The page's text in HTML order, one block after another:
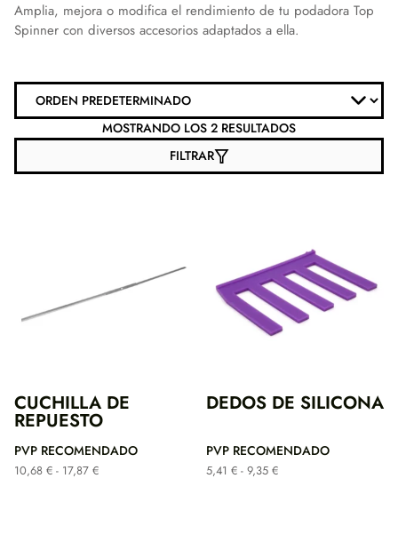
Amplia, mejora o modifica el rendimiento de tu podadora Top
Spinner con diversos accesorios adaptados a ella.
MOSTRANDO LOS 2 RESULTADOS
FILTRAR
CUCHILLA DE
REPUESTO
PVP RECOMENDADO
10,68 € - 17,87 €Rango
DEDOS DE SILICONA
PVP RECOMENDADO
5,41 € - 9,35 €Rango